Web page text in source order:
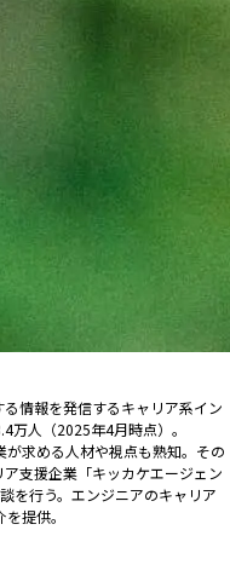
情報を発信するキャリア系イン
万人（2025年4月時点）。
求める人材や視点も熟知。その
支援企業「キッカケエージェン
を行う。エンジニアのキャリア
提供。